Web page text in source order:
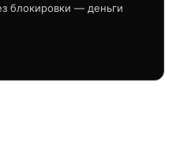
блокировки — деньги